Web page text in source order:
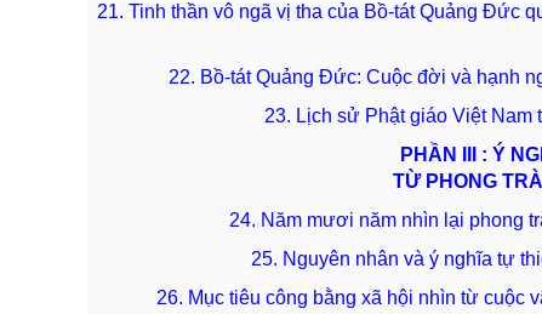
21. Tinh thần vô ngã vị tha của Bồ-tát Quảng Đức
22. Bồ-tát Quảng Đức: Cuộc đời và hạnh
23. Lịch sử Phật giáo Việt Nam
PHẦN III : Ý
TỪ PHONG
24. Năm mươi năm nhìn lại phong
25. Nguyên nhân và ý nghĩa tự
26. Mục tiêu công bằng xã hội nhìn từ cuộc